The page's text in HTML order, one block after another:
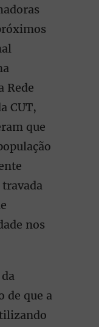
Rede
CUT,
que
nos
de que a